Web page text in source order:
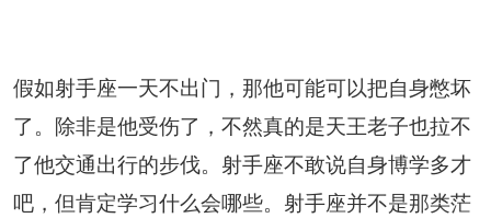
假如射手座一天不出门，那他可能可以把自身憋坏
了。除非是他受伤了，不然真的是天王老子也拉不
了他交通出行的步伐。射手座不敢说自身博学多才
吧，但肯定学习什么会哪些。射手座并不是那类茫